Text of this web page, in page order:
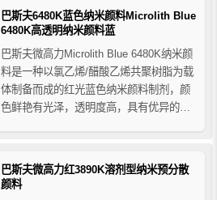
最大的颜色强度和透明度以及出色的分散
稳定性。主要用于涂料、油墨等行业的产
巴斯夫6480K蓝色纳米颜料Microlith Blue
6480K高透明纳米颜料蓝
巴斯夫微高力Microlith Blue 6480K纳米颜
料是一种以氯乙烯/醋酸乙烯共聚树脂为载
体制备而成的红光蓝色纳米颜料制剂，颜
色鲜艳有光泽，透明度高，具有优异的着
好，可以通过溶解器或其他高剪切混合器
轻松加入产品，无需预研磨。适用于要求
巴斯夫微高力红3890K溶剂型纳米预分散
颜料